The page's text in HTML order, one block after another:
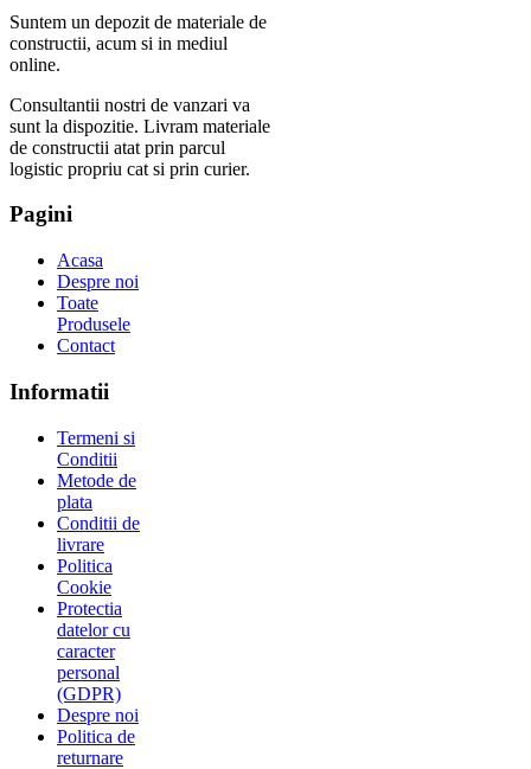
Suntem un depozit de materiale de
constructii, acum si in mediul
online.
Consultantii nostri de vanzari va
sunt la dispozitie. Livram materiale
de constructii atat prin parcul
logistic propriu cat si prin curier.
Pagini
Acasa
Despre noi
Toate
Produsele
Contact
Informatii
Termeni si
Conditii
Metode de
plata
Conditii de
livrare
Politica
Cookie
Protectia
datelor cu
caracter
personal
(GDPR)
Despre noi
Politica de
returnare